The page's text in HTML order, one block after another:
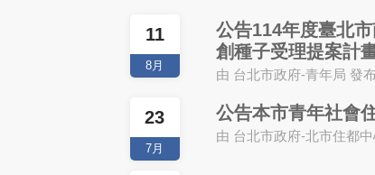
11
8月
公告114年度臺北
創種子受理提案計
由 台北市政府-青年局 發
23
7月
公告本市青年社會
由 台北市政府-北市住都